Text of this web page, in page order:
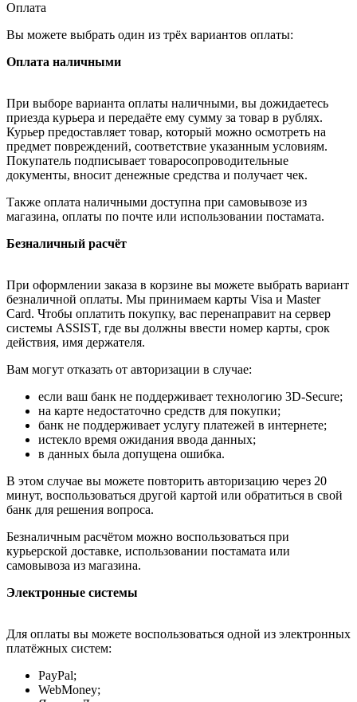
Оплата
Вы можете выбрать один из трёх вариантов оплаты:
Оплата наличными
При выборе варианта оплаты наличными, вы дожидаетесь
приезда курьера и передаёте ему сумму за товар в рублях.
Курьер предоставляет товар, который можно осмотреть на
предмет повреждений, соответствие указанным условиям.
Покупатель подписывает товаросопроводительные
документы, вносит денежные средства и получает чек.
Также оплата наличными доступна при самовывозе из
магазина, оплаты по почте или использовании постамата.
Безналичный расчёт
При оформлении заказа в корзине вы можете выбрать вариант
безналичной оплаты. Мы принимаем карты Visa и Master
Card. Чтобы оплатить покупку, вас перенаправит на сервер
системы ASSIST, где вы должны ввести номер карты, срок
действия, имя держателя.
Вам могут отказать от авторизации в случае:
если ваш банк не поддерживает технологию 3D-Secure;
на карте недостаточно средств для покупки;
банк не поддерживает услугу платежей в интернете;
истекло время ожидания ввода данных;
в данных была допущена ошибка.
В этом случае вы можете повторить авторизацию через 20
минут, воспользоваться другой картой или обратиться в свой
банк для решения вопроса.
Безналичным расчётом можно воспользоваться при
курьерской доставке, использовании постамата или
самовывоза из магазина.
Электронные системы
Для оплаты вы можете воспользоваться одной из электронных
платёжных систем:
PayPal;
WebMoney;